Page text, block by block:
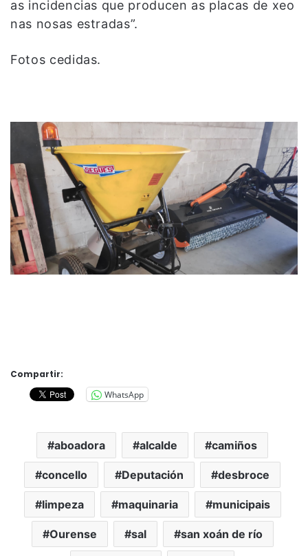
as incidencias que producen as placas de xeo
nas nosas estradas”.
Fotos cedidas.
Compartir:
WhatsApp
aboadora alcalde camiños
concello Deputación desbroce
limpeza maquinaria municipais
Ourense sal san xoán de río